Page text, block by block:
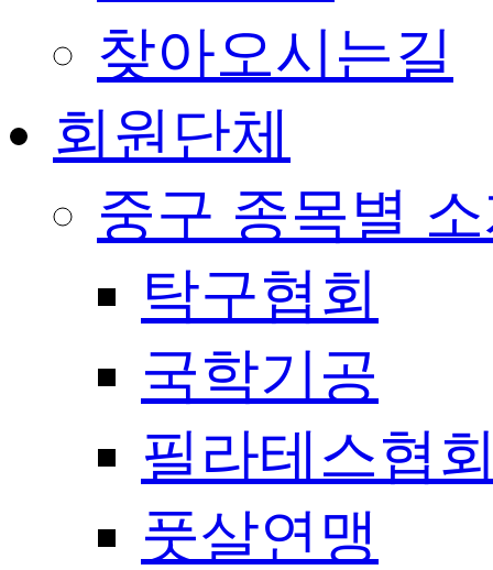
찾아오시는길
회원단체
중구 종목별
탁구협회
국학기공
필라테스협
풋살연맹